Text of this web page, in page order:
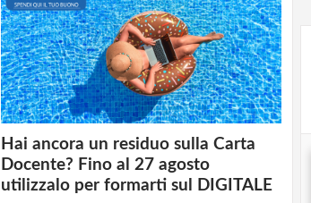
Hai ancora un residuo sulla Carta
Docente? Fino al 27 agosto
utilizzalo per formarti sul DIGITALE